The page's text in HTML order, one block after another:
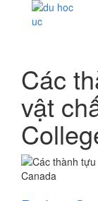
Các
vật